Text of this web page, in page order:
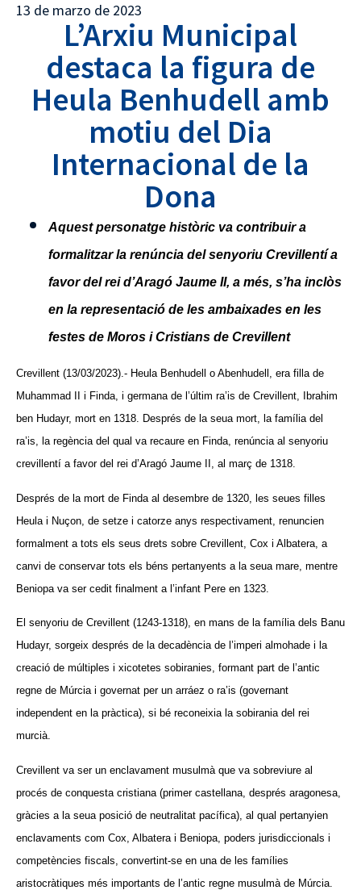
13 de marzo de 2023
L’Arxiu Municipal
destaca la figura de
Heula Benhudell amb
motiu del Dia
Internacional de la
Dona
Aquest personatge històric va contribuir a
formalitzar la renúncia delsenyoriu Crevillentí a
favor del rei d’Aragó Jaume II, a més, s’ha inclòs
en la representació de les ambaixades en les
festes de Moros i Cristians de Crevillent
Crevillent (13/03/2023).- Heula Benhudell o Abenhudell, era filla de
Muhammad II i Finda, i germana de l’últim ra’is de Crevillent, Ibrahim
ben Hudayr, mort en 1318. Després de la seua mort, la família del
ra’is, la regència del qual va recaure en Finda, renúncia al senyoriu
crevillentí a favor del rei d’Aragó Jaume II, al març de 1318.
Després de la mort de Finda al desembre de 1320, les seues filles
Heula i Nuçon, de setze i catorze anys respectivament, renuncien
formalment a tots els seus drets sobre Crevillent, Cox i Albatera, a
canvi de conservar tots els béns pertanyents a la seua mare, mentre
Beniopa va ser cedit finalment a l’infant Pere en 1323.
El senyoriu de Crevillent (1243-1318), en mans de la família dels Banu
Hudayr, sorgeix després de la decadència de l’imperi almohade i la
creació de múltiples i xicotetes sobiranies, formant part de l’antic
regne de Múrcia i governat per un arráez o ra’is (governant
independent en la pràctica), si bé reconeixia la sobirania del rei
murcià.
Crevillent va ser un enclavament musulmà que va sobreviure al
procés de conquesta cristiana (primer castellana, després aragonesa,
gràcies a la seua posició de neutralitat pacífica), al qual pertanyien
enclavaments com Cox, Albatera i Beniopa, poders jurisdiccionals i
competències fiscals, convertint-se en una de les famílies
aristocràtiques més importants de l’antic regne musulmà de Múrcia.